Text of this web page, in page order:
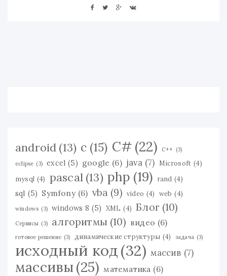
android (13) c (15) C# (22) C++ (3)
eclipse (3) excel (5) google (6) java (7) Microsoft (4)
mysql (4) pascal (13) php (19) rand (4)
sql (5) Symfony (6) vba (9) video (4) web (4)
windows (3) windows 8 (5) XML (4) Блог (10)
Сервисы (3) алгоритмы (10) видео (6)
готовое решение (3) динамические структуры (4) задача (3)
исходный код(32) массив (7)
массивы (25) математика (6)